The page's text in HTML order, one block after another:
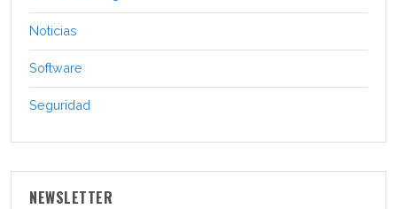
Noticias
Software
Seguridad
NEWSLETTER